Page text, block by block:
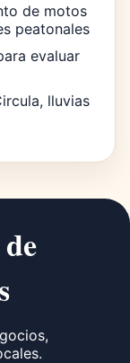
de motos
peatonales
evaluar
lluvias